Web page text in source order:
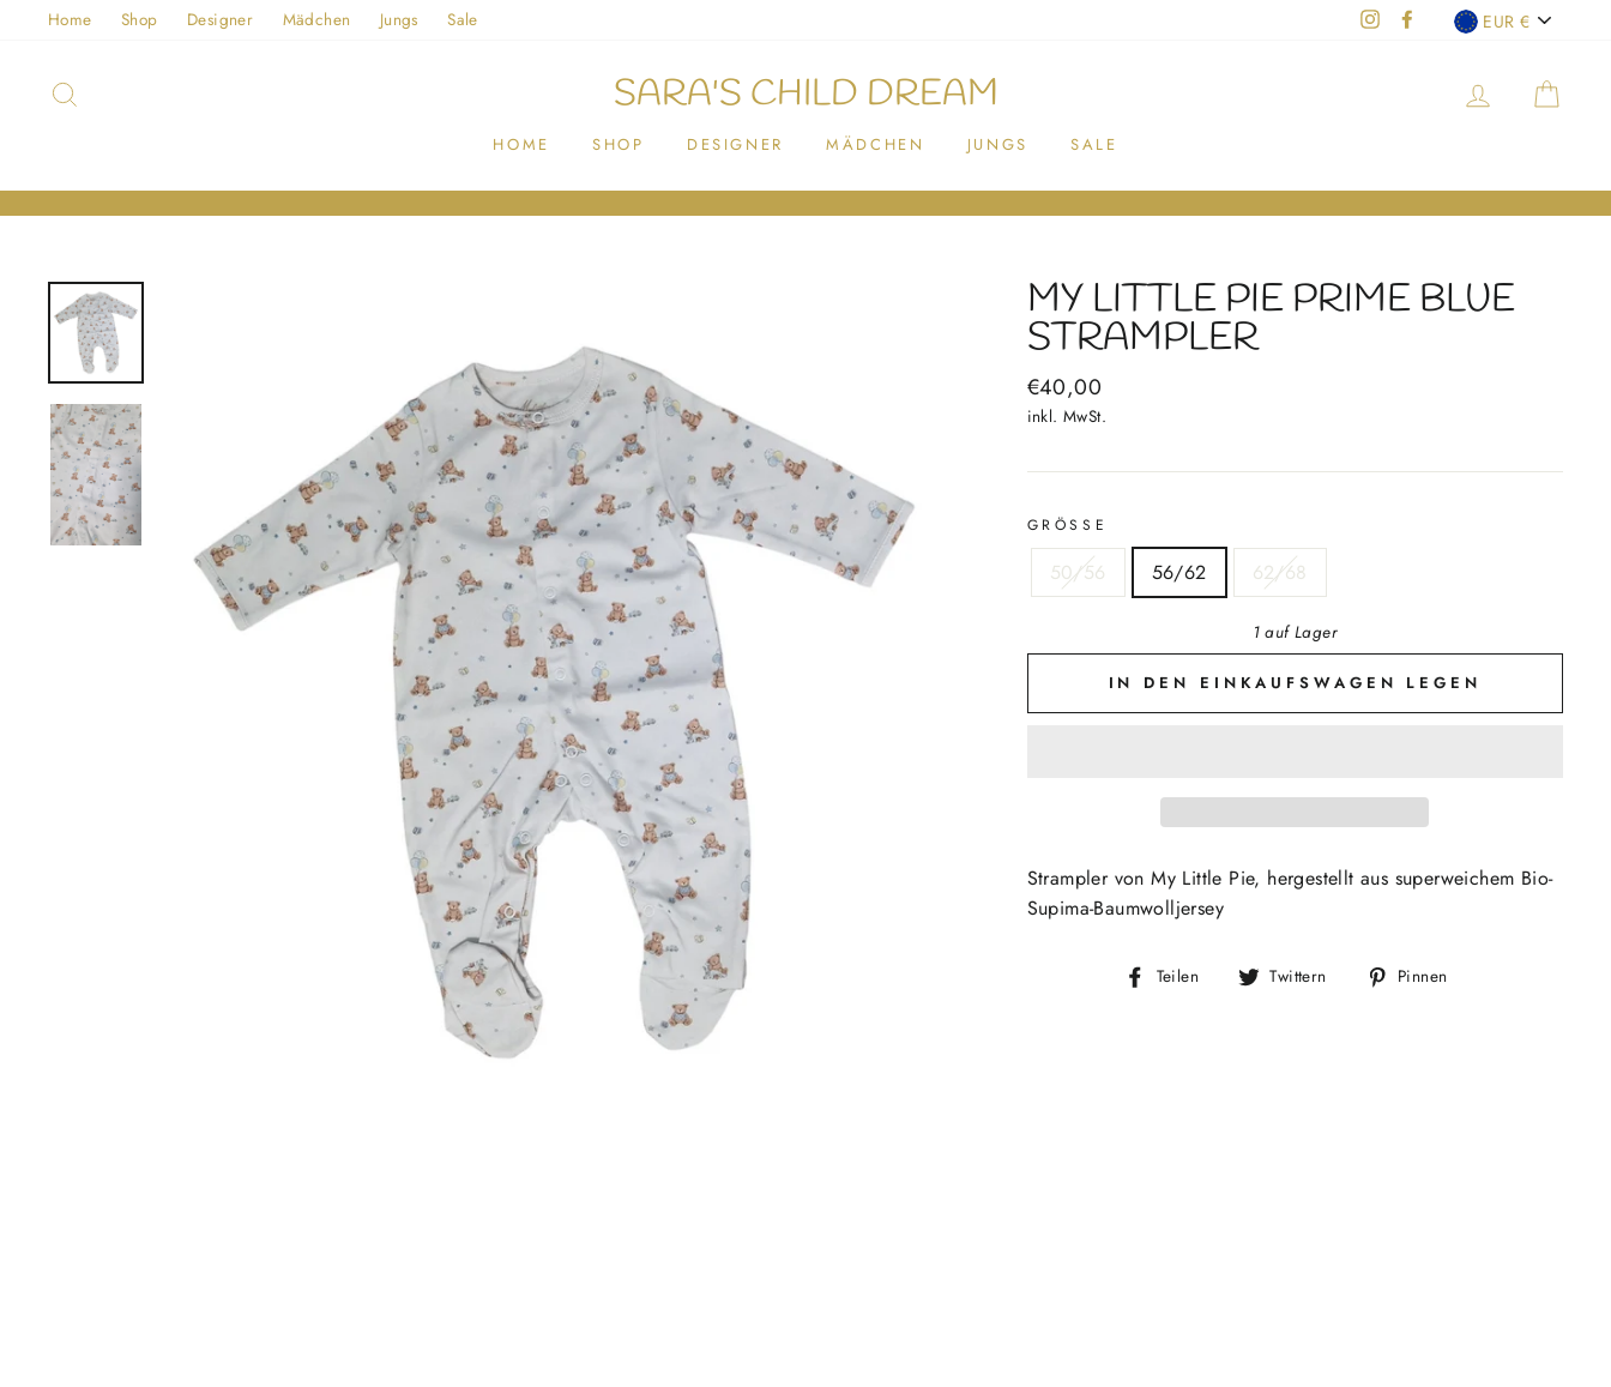
DirektHome Shop Designer Mädchen Jungs Sale InstagramFacebookEUR €
SARA'S CHILD DREAM EINLOGGEN
HOME SHOP DESIGNER MÄDCHEN JUNGS SALE
MY LITTLE PIE PRIME BLUE
STRAMPLER
Normaler
Preis
€40,00
inkl. MwSt.
GRÖSSE
50/56 56/62 62/68
1 auf Lager
IN DEN EINKAUFSWAGEN LEGEN
Strampler von My Little Pie, hergestellt aus superweichem Bio-
Supima-Baumwolljersey
Teilen
Auf
Twittern
Auf
Pinnen